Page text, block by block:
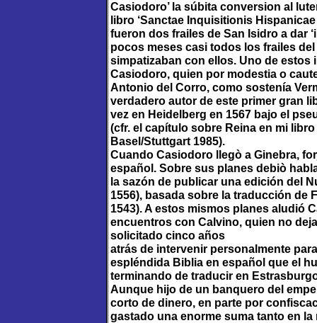
Casiodoro’ la súbita conversion al
libro ‘Sanctae Inquisitionis
fueron dos frailes de San Isidro a dar
pocos meses casi todos los frailes
simpatizaban con ellos. Uno de
Casiodoro, quien por modestia o
Antonio del Corro, como sostenía
verdadero autor de este primer gran
vez en Heidelberg en 1567 bajo el
(cfr. el capítulo sobre Reina en mi
Basel/Stuttgart 1985).
Cuando Casiodoro llegò a Ginebra,
español. Sobre sus planes debiò
la sazón de publicar una edición del
1556), basada sobre la traducción de
1543). A estos mismos planes aludió
encuentros con Calvino, quien no
solicitado cinco años
atrás de intervenir personalmente
espléndida Biblia en español que el
terminando de traducir en
Aunque hijo de un banquero del
corto de dinero, en parte por
gastado una enorme suma tanto en